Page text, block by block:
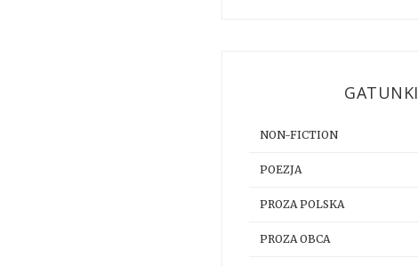
GATUNKI
NON-FICTION
POEZJA
PROZA POLSKA
PROZA OBCA